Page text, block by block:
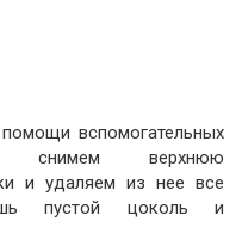
вспомогательных
снимем верхнюю
и удаляем из нее все
пустой цоколь и